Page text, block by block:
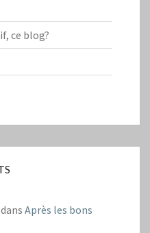
ce blog?
dans Après les bons